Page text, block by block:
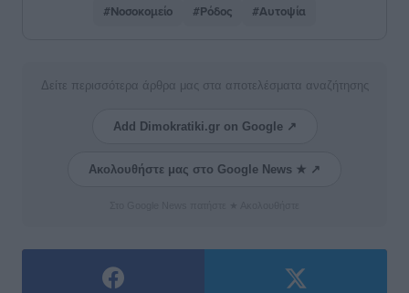
#Νοσοκομείο #Ρόδος #Αυτοψία
Δείτε περισσότερα άρθρα μας στα αποτελέσματα αναζήτησης
Add Dimokratiki.gr on Google ↗
Ακολουθήστε μας στο Google News ★ ↗